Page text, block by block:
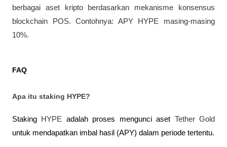
berbagai aset kripto berdasarkan mekanisme konsensus
blockchain POS. Contohnya: APY HYPE masing-masing
10%.
FAQ
Apa itu staking HYPE?
Staking HYPE adalah proses mengunci aset Tether Gold
untuk mendapatkan imbal hasil (APY) dalam periode tertentu.